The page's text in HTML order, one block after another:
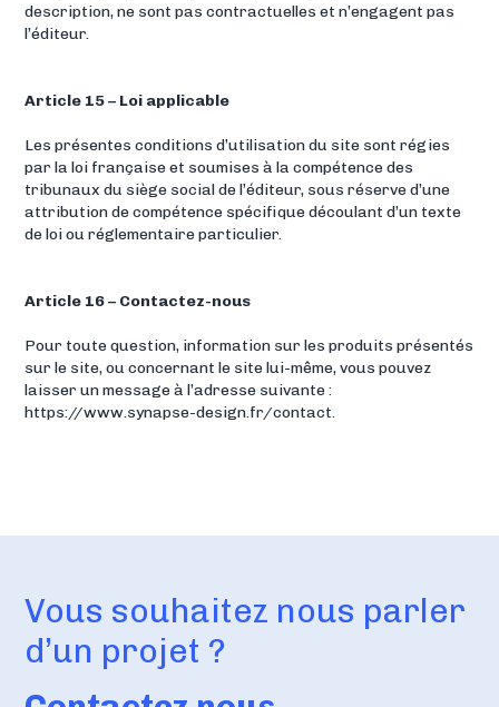
description, ne sont pas contractuelles et n’engagent pas
l’éditeur.
Article 15 – Loi applicable
Les présentes conditions d’utilisation du site sont régies
par la loi française et soumises à la compétence des
tribunaux du siège social de l’éditeur, sous réserve d’une
attribution de compétence spécifique découlant d’un texte
de loi ou réglementaire particulier.
Article 16 – Contactez-nous
Pour toute question, information sur les produits présentés
sur le site, ou concernant le site lui-même, vous pouvez
laisser un message à l’adresse suivante :
https://www.synapse-design.fr/contact.
Vous souhaitez nous parler
d’un projet ?